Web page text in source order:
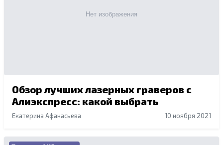
Обзор лучших лазерных граверов с
Алиэкспресс: какой выбрать
Екатерина Афанасьева 10 ноября 2021